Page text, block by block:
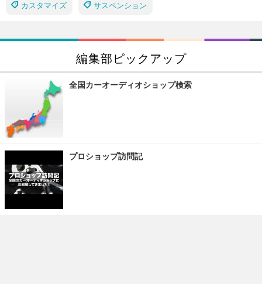
カスタマイズ サスペンション
編集部ピックアップ
全国カーオーディオショップ検索
プロショップ訪問記